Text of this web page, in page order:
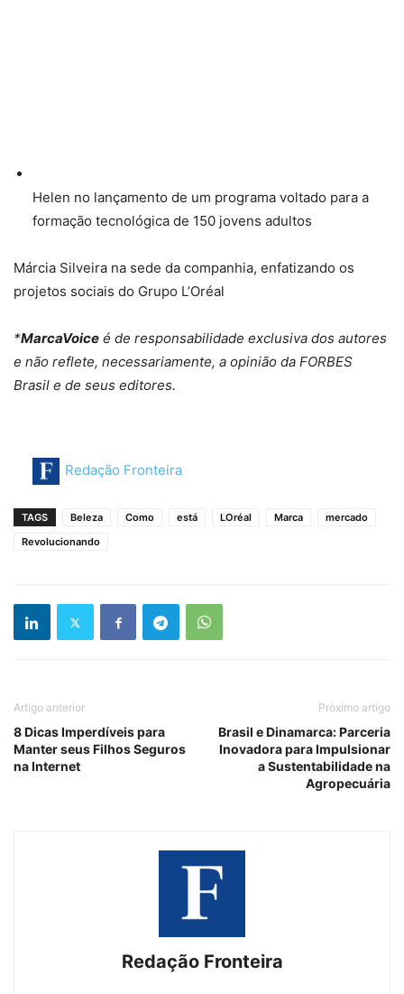
Helen no lançamento de um programa voltado para a
formação tecnológica de 150 jovens adultos
Márcia Silveira na sede da companhia, enfatizando os
projetos sociais do Grupo L’Oréal
*MarcaVoice é de responsabilidade exclusiva dos autores
e não reflete, necessariamente, a opinião da FORBES
Brasil e de seus editores.
Redação Fronteira
TAGS Beleza Como está LOréal Marca
mercado
Revolucionando
Artigo anterior
8 Dicas Imperdíveis para
Manter seus Filhos Seguros
na Internet
Próximo artigo
Brasil e Dinamarca: Parceria
Inovadora para Impulsionar
a Sustentabilidade na
Agropecuária
Redação Fronteira